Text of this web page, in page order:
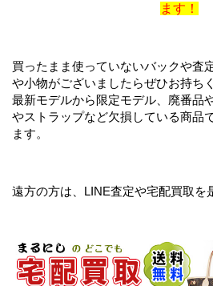
ます！
買ったまま使っていないバックや査
や小物がございましたらぜひお持ち
最新モデルから限定モデル、廃番品
やストラップなど欠損している商品
ます。
遠方の方は、LINE査定や宅配買取を